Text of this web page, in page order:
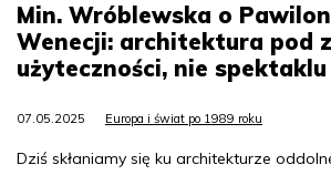
Min. Wróblewska o
Wenecji: architektura pod
użyteczności, nie spektaklu
07.05.2025 Europa i świat po 1989 roku
Dziś skłaniamy się ku architekturze